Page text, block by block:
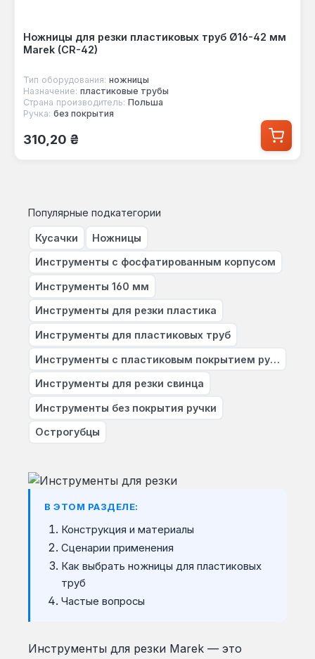
Ножницы для резки пластиковых труб Ø16-42 мм
Marek (CR-42)
Тип оборудования: ножницы
Назначение: пластиковые трубы
Страна производитель: Польша
Ручка: без покрытия
Обычная цена:
310,20 ₴
Популярные подкатегории
Кусачки Ножницы
Инструменты с фосфатированным корпусом
Инструменты 160 мм
Инструменты для резки пластика
Инструменты для пластиковых труб
Инструменты с пластиковым покрытием ручки
Инструменты для резки свинца
Инструменты без покрытия ручки
Острогубцы
В ЭТОМ РАЗДЕЛЕ:
Конструкция и материалы
Сценарии применения
Как выбрать ножницы для пластиковых
труб
Частые вопросы
Инструменты для резки Marek — это